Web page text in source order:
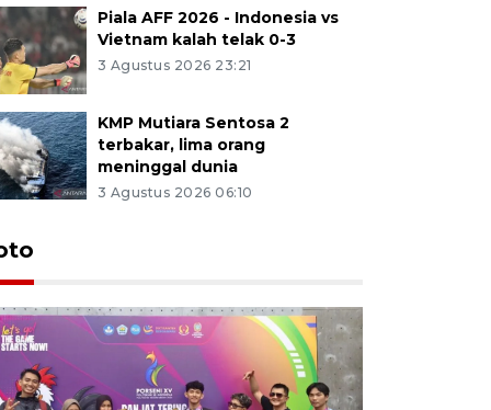
Piala AFF 2026 - Indonesia vs
Vietnam kalah telak 0-3
3 Agustus 2026 23:21
KMP Mutiara Sentosa 2
terbakar, lima orang
meninggal dunia
3 Agustus 2026 06:10